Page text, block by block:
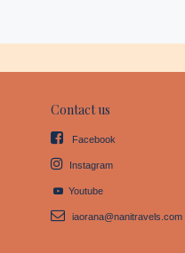
Contact us
Facebook
Instagram
Youtube
iaorana@nanitravels.com